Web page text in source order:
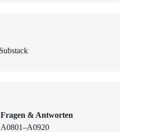
Fragen & Antworten
A0801–A0920